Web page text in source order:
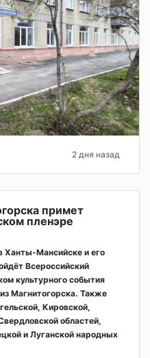
2 дня назад
примет
пленэре
Ханты-Мансийске и его
Всероссийский
культурного события
Магнитогорска. Также
Кировской,
областей,
и Луганской народных